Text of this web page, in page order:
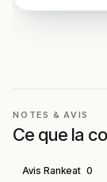
Languedoc,
déjeuner
représentatif
pyramidale
NOTES & AVIS
Ce que la
Avis Rankeat 0